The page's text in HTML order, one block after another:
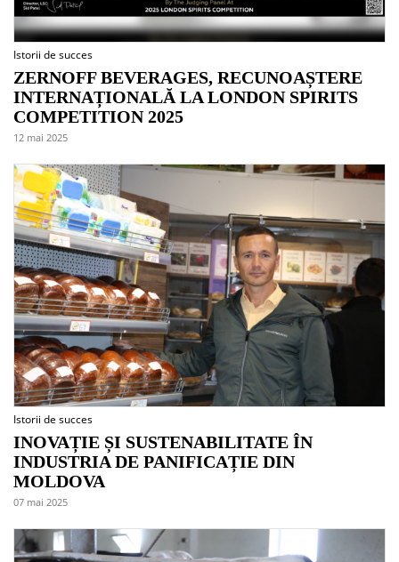
Istorii de succes
ZERNOFF BEVERAGES, RECUNOAȘTERE
INTERNAȚIONALĂ LA LONDON SPIRITS
COMPETITION 2025
12 mai 2025
Istorii de succes
INOVAȚIE ȘI SUSTENABILITATE ÎN
INDUSTRIA DE PANIFICAȚIE DIN
MOLDOVA
07 mai 2025